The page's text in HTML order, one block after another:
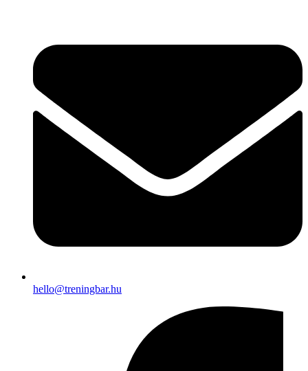
hello@treningbar.hu